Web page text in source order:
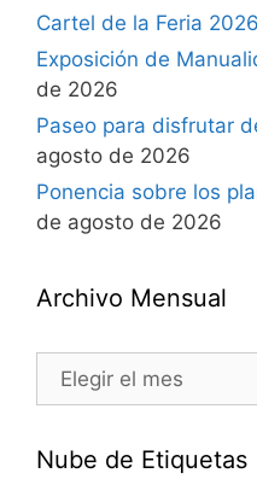
Cartel de la Feria 2026
Exposición de
de 2026
Paseo para disfrutar
agosto de 2026
Ponencia sobre los
de agosto de 2026
Archivo Mensual
Nube de Etiquetas